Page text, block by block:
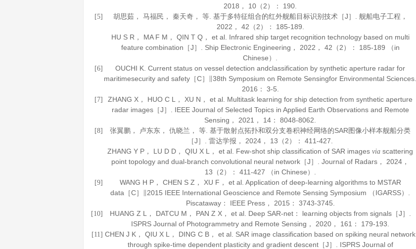
2018 ， 10 （2）： 190.
[5] 胡思茹， 马福民， 秦天奇， 等. 基于多特征组合的红外舰船目标识别技术［J］. 舰船电子工程 ，
2022 ， 42 （2）： 185-189.
HU S R， MA F M， QIN T Q， et al. Infrared ship target recognition technology based on multi
feature combination［J］. Ship Electronic Engineering ， 2022 ， 42 （2）： 185-189 （in
Chinese）.
[6]
OUCHI K. Current status on vessel detection andclassification by synthetic aperture radar for
maritimesecurity and safety［C］∥38th Symposium on Remote Sensingfor Environmental Sciences.
2016 ： 3-5.
[7]
ZHANG X， HUO C L， XU N， et al. Multitask learning for ship detection from synthetic aperture
radar images［J］. IEEE Journal of Selected Topics in Applied Earth Observations and Remote
Sensing ， 2021 ， 14 ： 8048-8062.
[8]
张翼鹏， 卢东东， 仇晓兰， 等. 基于散射点拓扑和双分支卷积神经网络的SAR图像小样本舰船分类
［J］. 雷达学报 ， 2024 ， 13 （2）： 411-427.
ZHANG Y P， LU D D， QIU X L， et al. Few-shot ship classification of SAR images via scattering
point topology and dual-branch convolutional neural network［J］. Journal of Radars ， 2024 ，
13 （2）： 411-427 （in Chinese）.
[9]
WANG H P， CHEN S Z， XU F， et al. Application of deep-learning algorithms to MSTAR
data［C］∥2015 IEEE International Geoscience and Remote Sensing Symposium （IGARSS）.
Piscataway： IEEE Press， 2015 ： 3743-3745.
[10]
HUANG Z L， DATCU M， PAN Z X， et al. Deep SAR-net： learning objects from signals［J］.
ISPRS Journal of Photogrammetry and Remote Sensing ， 2020 ， 161 ： 179-193.
[11] CHEN J K， QIU X L， DING C B， et al. SAR image classification based on spiking neural network
through spike-time dependent plasticity and gradient descent［J］. ISPRS Journal of